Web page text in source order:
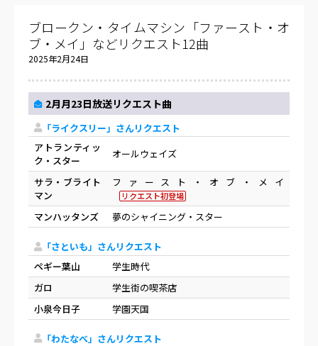
ブロークン・タイムマシン「ファースト・オ
ブ・メイ」などリクエスト12曲
2025年2月24日
2月月23日放送リクエスト曲
「ライクスリー」さんリクエスト
アトランティッ
ク・スター
オールウェイズ
サラ・ブライト
マン
ファースト・オブ・メイ
リクエスト初登場
マンハッタンズ 夢のシャイニング・スター
「さといも」さんリクエスト
ペギー葉山
学生時代
ガロ
学生街の喫茶店
小泉今日子
学園天国
「わたなべ」さんリクエスト